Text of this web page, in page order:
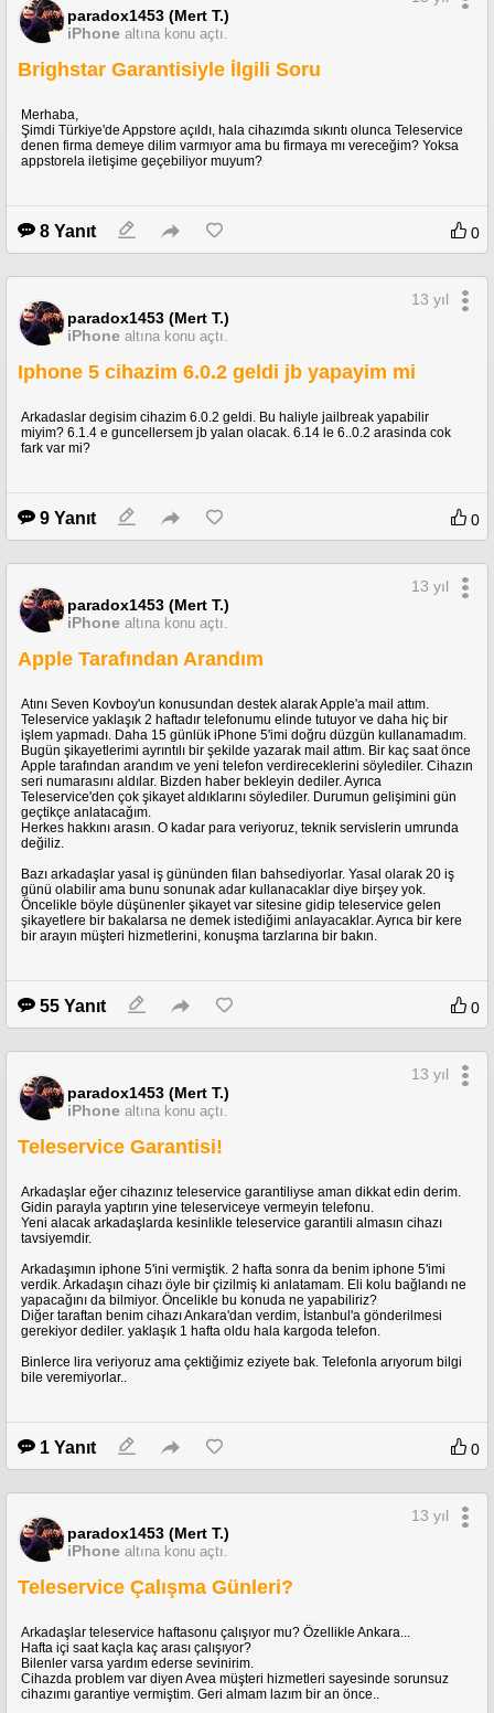
paradox1453 (Mert T.)
iPhone altına konu açtı.
Brighstar Garantisiyle İlgili Soru
Merhaba,
Şimdi Türkiye'de Appstore açıldı, hala cihazımda sıkıntı olunca Teleservice
denen firma demeye dilim varmıyor ama bu firmaya mı vereceğim? Yoksa
appstorela iletişime geçebiliyor muyum?
8 Yanıt 0
paradox1453 (Mert T.)
iPhone altına konu açtı.
13 yıl
Iphone 5 cihazim 6.0.2 geldi jb yapayim mi
Arkadaslar degisim cihazim 6.0.2 geldi. Bu haliyle jailbreak yapabilir
miyim? 6.1.4 e guncellersem jb yalan olacak. 6.14 le 6..0.2 arasinda cok
fark var mi?
9 Yanıt 0
paradox1453 (Mert T.)
iPhone altına konu açtı.
13 yıl
Apple Tarafından Arandım
Atını Seven Kovboy'un konusundan destek alarak Apple'a mail attım.
Teleservice yaklaşık 2 haftadır telefonumu elinde tutuyor ve daha hiç bir
işlem yapmadı. Daha 15 günlük iPhone 5'imi doğru düzgün kullanamadım.
Bugün şikayetlerimi ayrıntılı bir şekilde yazarak mail attım. Bir kaç saat önce
Apple tarafından arandım ve yeni telefon verdireceklerini söylediler. Cihazın
seri numarasını aldılar. Bizden haber bekleyin dediler. Ayrıca
Teleservice'den çok şikayet aldıklarını söylediler. Durumun gelişimini gün
geçtikçe anlatacağım.
Herkes hakkını arasın. O kadar para veriyoruz, teknik servislerin umrunda
değiliz.
Bazı arkadaşlar yasal iş gününden filan bahsediyorlar. Yasal olarak 20 iş
günü olabilir ama bunu sonunak adar kullanacaklar diye birşey yok.
Öncelikle böyle düşünenler şikayet var sitesine gidip teleservice gelen
şikayetlere bir bakalarsa ne demek istediğimi anlayacaklar. Ayrıca bir kere
bir arayın müşteri hizmetlerini, konuşma tarzlarına bir bakın.
55 Yanıt 0
paradox1453 (Mert T.)
iPhone altına konu açtı.
13 yıl
Teleservice Garantisi!
Arkadaşlar eğer cihazınız teleservice garantiliyse aman dikkat edin derim.
Gidin parayla yaptırın yine teleserviceye vermeyin telefonu.
Yeni alacak arkadaşlarda kesinlikle teleservice garantili almasın cihazı
tavsiyemdir.
Arkadaşımın iphone 5'ini vermiştik. 2 hafta sonra da benim iphone 5'imi
verdik. Arkadaşın cihazı öyle bir çizilmiş ki anlatamam. Eli kolu bağlandı ne
yapacağını da bilmiyor. Öncelikle bu konuda ne yapabiliriz?
Diğer taraftan benim cihazı Ankara'dan verdim, İstanbul'a gönderilmesi
gerekiyor dediler. yaklaşık 1 hafta oldu hala kargoda telefon.
Binlerce lira veriyoruz ama çektiğimiz eziyete bak. Telefonla arıyorum bilgi
bile veremiyorlar..
1 Yanıt 0
paradox1453 (Mert T.)
iPhone altına konu açtı.
13 yıl
Teleservice Çalışma Günleri?
Arkadaşlar teleservice haftasonu çalışıyor mu? Özellikle Ankara...
Hafta içi saat kaçla kaç arası çalışıyor?
Bilenler varsa yardım ederse sevinirim.
Cihazda problem var diyen Avea müşteri hizmetleri sayesinde sorunsuz
cihazımı garantiye vermiştim. Geri almam lazım bir an önce..